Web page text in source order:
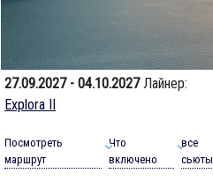
27.09.2027 - 04.10.2027Лайнер:
Explora II
Посмотреть
маршрут
Что
включено
все
сьюты